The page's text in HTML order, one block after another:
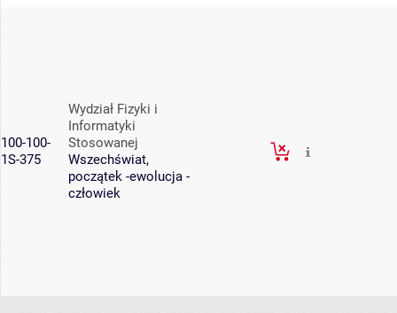
100-100-
1S-375
Wydział Fizyki i
Informatyki
Stosowanej
Wszechświat,
początek -ewolucja -
człowiek